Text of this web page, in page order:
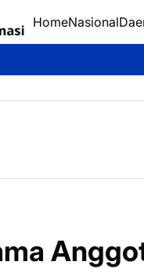
HomeNasional